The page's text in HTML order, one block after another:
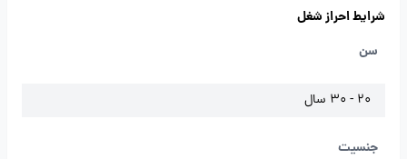
شرایط احراز شغل
سن
20 - 30 سال
جنسیت